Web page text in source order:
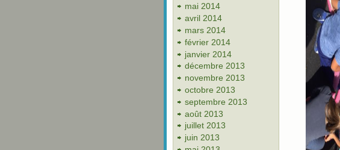
mai 2014
avril 2014
mars 2014
février 2014
janvier 2014
décembre 2013
novembre 2013
octobre 2013
septembre 2013
août 2013
juillet 2013
juin 2013